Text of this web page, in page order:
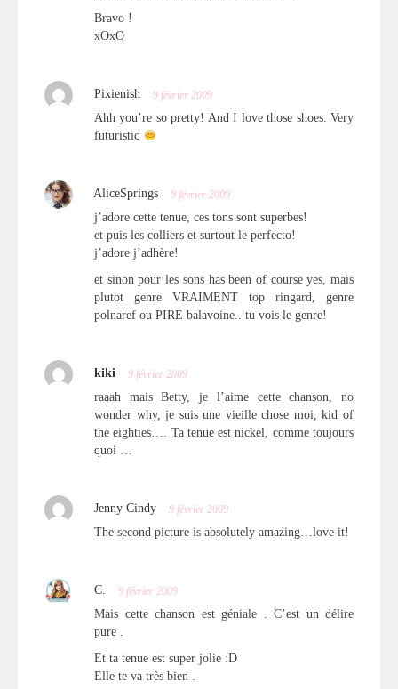
Bravo !
xOxO
Pixienish 9 février 2009
Ahh you’re so pretty! And I love those shoes. Very
futuristic
AliceSprings 9 février 2009
j’adore cette tenue, ces tons sont superbes!
et puis les colliers et surtout le perfecto!
j’adore j’adhère!
et sinon pour les sons has been of course yes, mais
plutot genre VRAIMENT top ringard, genre
polnaref ou PIRE balavoine.. tu vois le genre!
kiki 9 février 2009
raaah mais Betty, je l’aime cette chanson, no
wonder why, je suis une vieille chose moi, kid of
the eighties…. Ta tenue est nickel, comme toujours
quoi …
Jenny Cindy 9 février 2009
The second picture is absolutely amazing…love it!
C. 9 février 2009
Mais cette chanson est géniale . C’est un délire
pure .
Et ta tenue est super jolie :D
Elle te va très bien .